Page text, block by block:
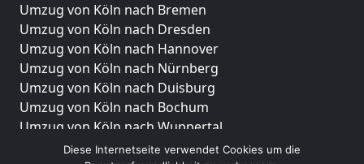
Umzug von Köln nach Bremen
Umzug von Köln nach Dresden
Umzug von Köln nach Hannover
Umzug von Köln nach Nürnberg
Umzug von Köln nach Duisburg
Umzug von Köln nach Bochum
Umzug von Köln nach Wuppertal
Umzug von Köln nach Bielefeld
Diese Internetseite verwendet Cookies um die